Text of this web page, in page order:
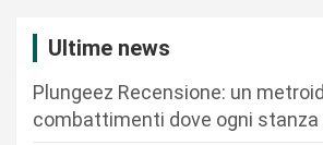
Ultime news
Plungeez Recensione: un
combattimenti dove ogni stanza